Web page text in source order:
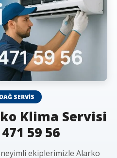
SERVIS
Klima Servisi
59 56
ekiplerimizle Alarko